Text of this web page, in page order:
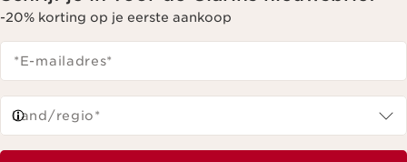
-20% korting op je eerste aankoop
*E-mailadres*
Land/regio*